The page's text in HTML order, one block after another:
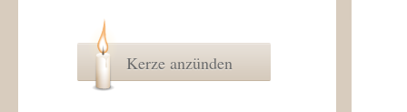
Kerze anzünden